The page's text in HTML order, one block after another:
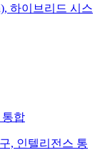
하이브리드 시스
통합
, 인텔리전스 통